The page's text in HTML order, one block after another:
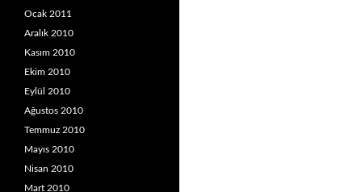
Ocak 2011
Aralık 2010
Kasım 2010
Ekim 2010
Eylül 2010
Ağustos 2010
Temmuz 2010
Mayıs 2010
Nisan 2010
Mart 2010